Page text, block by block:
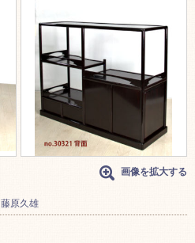
画像を拡大する
藤原久雄